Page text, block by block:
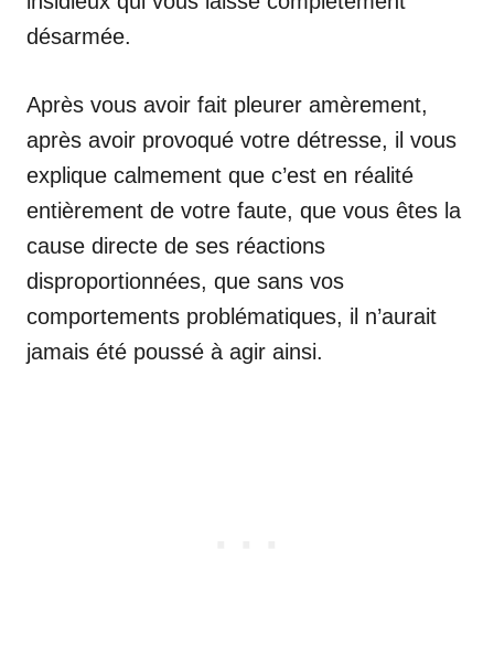
désarmée.
Après vous avoir fait pleurer amèrement,
après avoir provoqué votre détresse, il vous
explique calmement que c’est en réalité
entièrement de votre faute, que vous êtes la
cause directe de ses réactions
disproportionnées, que sans vos
comportements problématiques, il n’aurait
jamais été poussé à agir ainsi.